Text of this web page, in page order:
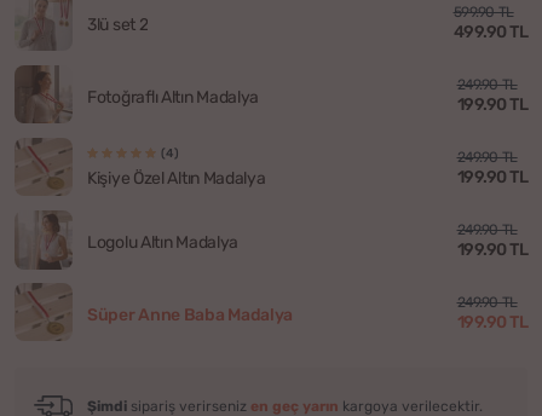
3lü set 2
599.90 TL
499.90 TL
Fotoğraflı Altın Madalya
249.90 TL
199.90 TL
(4)
Kişiye Özel Altın Madalya
249.90 TL
199.90 TL
Logolu Altın Madalya
249.90 TL
199.90 TL
Süper Anne Baba Madalya
249.90 TL
199.90 TL
Şimdi sipariş verirseniz en geç yarın kargoya verilecektir.